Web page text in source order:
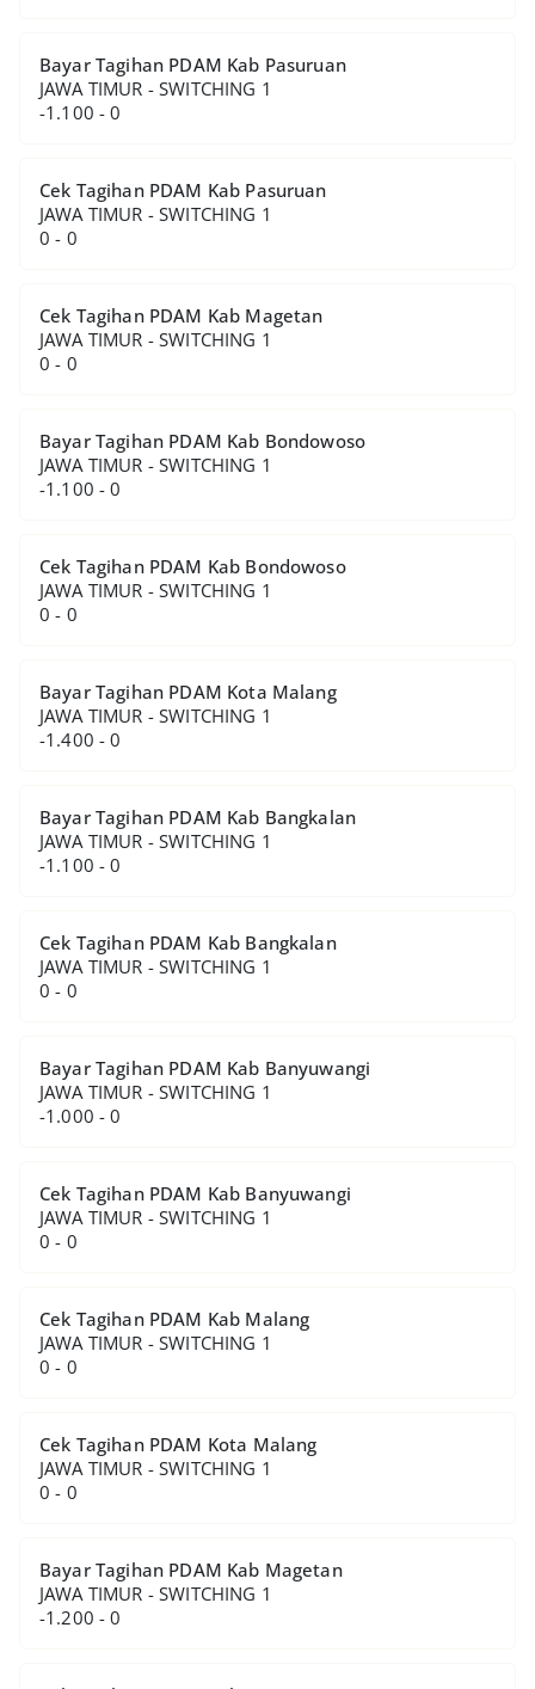
Bayar Tagihan PDAM Kab Pasuruan
JAWA TIMUR - SWITCHING 1
-1.100 - 0
Cek Tagihan PDAM Kab Pasuruan
JAWA TIMUR - SWITCHING 1
0 - 0
Cek Tagihan PDAM Kab Magetan
JAWA TIMUR - SWITCHING 1
0 - 0
Bayar Tagihan PDAM Kab Bondowoso
JAWA TIMUR - SWITCHING 1
-1.100 - 0
Cek Tagihan PDAM Kab Bondowoso
JAWA TIMUR - SWITCHING 1
0 - 0
Bayar Tagihan PDAM Kota Malang
JAWA TIMUR - SWITCHING 1
-1.400 - 0
Bayar Tagihan PDAM Kab Bangkalan
JAWA TIMUR - SWITCHING 1
-1.100 - 0
Cek Tagihan PDAM Kab Bangkalan
JAWA TIMUR - SWITCHING 1
0 - 0
Bayar Tagihan PDAM Kab Banyuwangi
JAWA TIMUR - SWITCHING 1
-1.000 - 0
Cek Tagihan PDAM Kab Banyuwangi
JAWA TIMUR - SWITCHING 1
0 - 0
Cek Tagihan PDAM Kab Malang
JAWA TIMUR - SWITCHING 1
0 - 0
Cek Tagihan PDAM Kota Malang
JAWA TIMUR - SWITCHING 1
0 - 0
Bayar Tagihan PDAM Kab Magetan
JAWA TIMUR - SWITCHING 1
-1.200 - 0